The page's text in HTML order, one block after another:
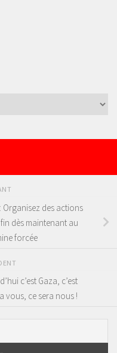
Organisez des actions
dès maintenant au
forcée
c’est Gaza, c’est
vous, ce sera nous !